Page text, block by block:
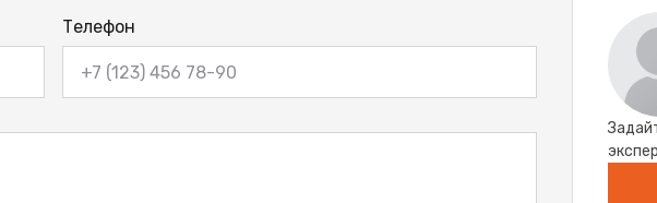
Телефон